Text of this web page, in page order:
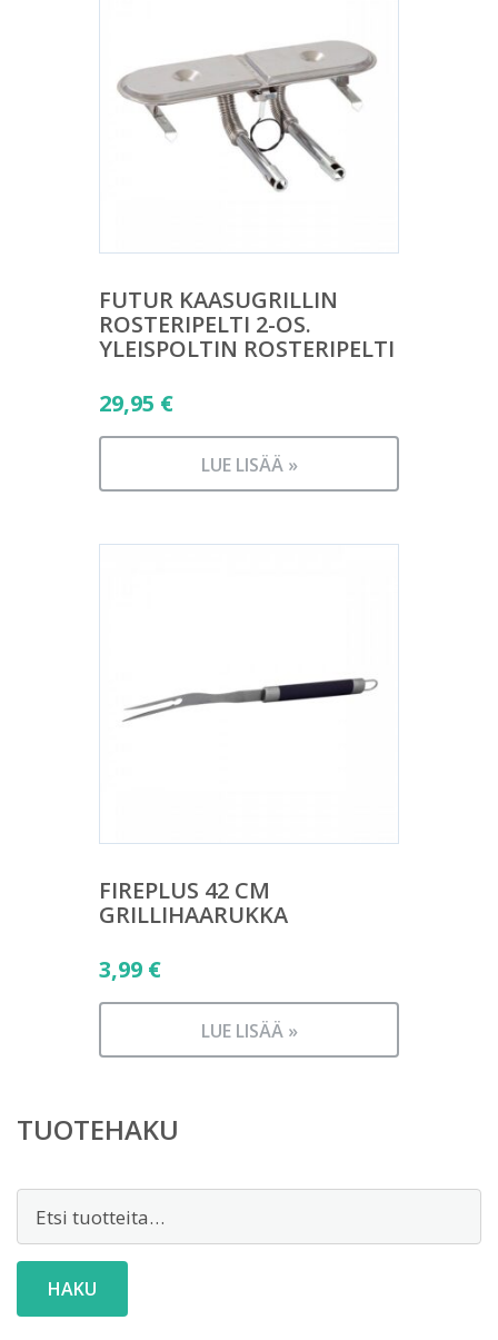
FUTUR KAASUGRILLIN
ROSTERIPELTI 2-OS.
YLEISPOLTIN ROSTERIPELTI
29,95 €
LUE LISÄÄ »
FIREPLUS 42 CM
GRILLIHAARUKKA
3,99 €
LUE LISÄÄ »
TUOTEHAKU
HAKU